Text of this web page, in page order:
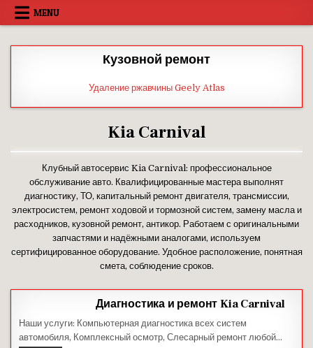
Skip
MENU
Кузовной ремонт
Удаление ржавчины Geely Atlas
Kia Carnival
Клубный автосервис Kia Carnival: профессиональное
обслуживание авто. Квалифицированные мастера выполнят
диагностику, ТО, капитальный ремонт двигателя, трансмиссии,
электросистем, ремонт ходовой и тормозной систем, замену масла и
расходников, кузовной ремонт, антикор. Работаем с оригинальными
запчастями и надёжными аналогами, используем
сертифицированное оборудование. Удобное расположение, понятная
смета, соблюдение сроков.
Диагностика и ремонт Kia Carnival
Наши услуги: Компьютерная диагностика всех систем
автомобиля, Комплексный осмотр, Слесарный ремонт любой…